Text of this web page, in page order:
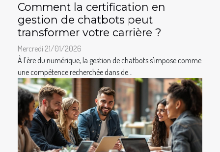
Comment la certification en
gestion de chatbots peut
transformer votre carrière ?
Mercredi 21/01/2026
À l'ère du numérique, la gestion de chatbots s'impose comme
une compétence recherchée dans de...